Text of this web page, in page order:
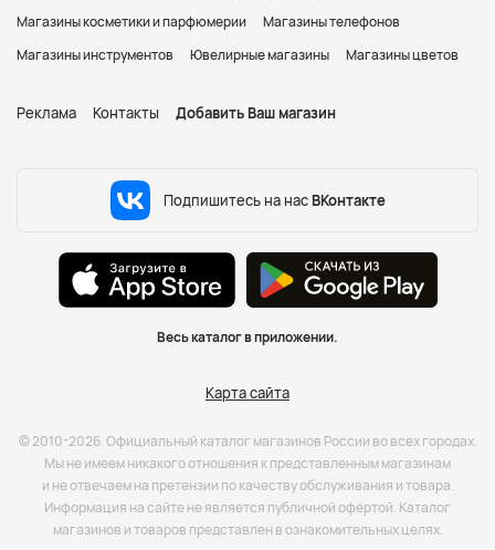
Магазины косметики и парфюмерии
Магазины телефонов
Магазины инструментов
Ювелирные магазины Магазины цветов
Реклама Контакты Добавить Ваш магазин
Подпишитесь на нас ВКонтакте
Весь каталог в приложении.
Карта сайта
© 2010-2026. Официальный каталог магазинов России во всех городах.
Мы не имеем никакого отношения к представленным магазинам
и не отвечаем на претензии по качеству обслуживания и товара.
Информация на сайте не является публичной офёртой. Каталог
магазинов и товаров представлен в ознакомительных целях.